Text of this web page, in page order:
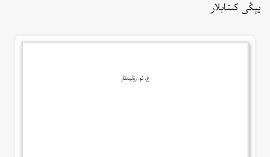
يېڭى كىتابلار